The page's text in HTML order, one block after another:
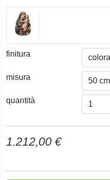
finitura
misura
quantità
1.212,00 €